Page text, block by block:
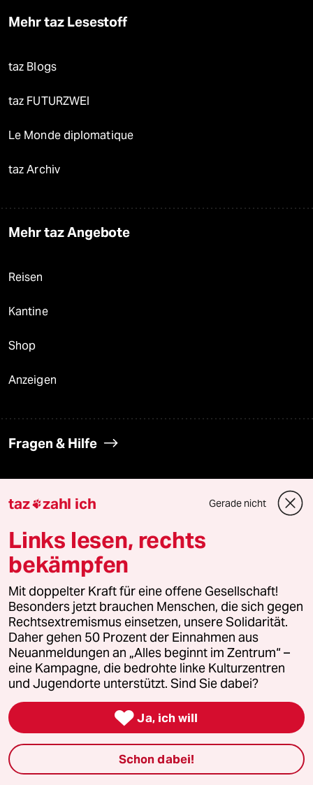
Mehr taz Lesestoff
taz Blogs
taz FUTURZWEI
Le Monde diplomatique
taz Archiv
Mehr taz Angebote
Reisen
Kantine
Shop
Anzeigen
Fragen & Hilfe
ePaper Login
Downloads für Abonnierende
© 2026 taz Verlags und Vertriebs GmbH
Alle Rechte vorbehalten. Bei rechtlichen Fragen oder für Genehmigungen
wenden Sie sich bitte anlizenzen@taz.de
Feedback Redaktionsstatut Kommune-Richtlinien
Leitlinie Datenschutz Impressum
taz zahl ich Gerade nicht
Links lesen, rechts
bekämpfen
Mit doppelter Kraft für eine offene Gesellschaft!
Besonders jetzt brauchen Menschen, die sich gegen
Rechtsextremismus einsetzen, unsere Solidarität.
Daher gehen 50 Prozent der Einnahmen aus
Neuanmeldungen an „Alles beginnt im Zentrum“ –
eine Kampagne, die bedrohte linke Kulturzentren
und Jugendorte unterstützt. Sind Sie dabei?
 Ja, ich will
Schon dabei!